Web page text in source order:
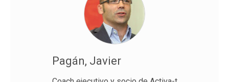
Pagán, Javier